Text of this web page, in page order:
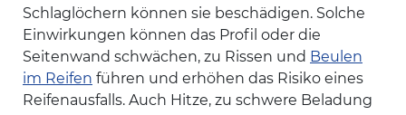
Schlaglöchern können sie beschädigen. Solche
Einwirkungen können das Profil oder die
Seitenwand schwächen, zu Rissen und Beulen
im Reifen führen und erhöhen das Risiko eines
Reifenausfalls. Auch Hitze, zu schwere Beladung